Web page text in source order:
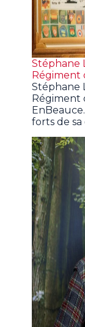
Stéphane
Régiment
Stéphane
Régiment
forts de